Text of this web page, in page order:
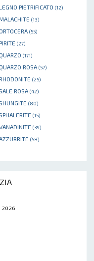
PIETRIFICATO (12)
(13)
(55)
(27)
(171)
ROSA (57)
(25)
SALE ROSA (42)
SHUNGITE (80)
SPHALERITE (15)
(39)
(58)
2026